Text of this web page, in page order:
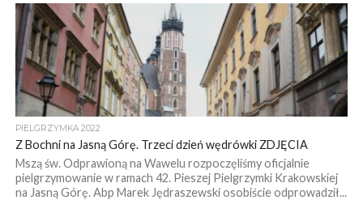
PIELGRZYMKA 2022
Z Bochni na Jasną Górę. Trzeci dzień wędrówki ZDJĘCIA
Mszą św. Odprawioną na Wawelu rozpoczęliśmy oficjalnie
pielgrzymowanie w ramach 42. Pieszej Pielgrzymki Krakowskiej
na Jasną Górę. Abp Marek Jędraszewski osobiście odprowadził...